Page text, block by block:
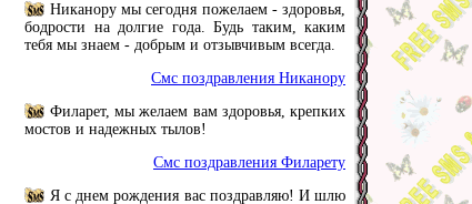
Никанору мы сегодня пожелаем - здоровья,
бодрости на долгие года. Будь таким, каким
тебя мы знаем - добрым и отзывчивым всегда.
Смс поздравления Никанору
Филарет, мы желаем вам здоровья, крепких
мостов и надежных тылов!
Смс поздравления Филарету
Я с днем рождения вас поздравляю! И шлю